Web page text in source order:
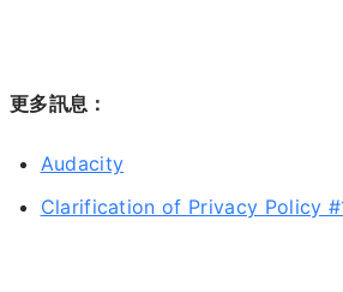
更多訊息：
Audacity
Clarification of Privacy Policy